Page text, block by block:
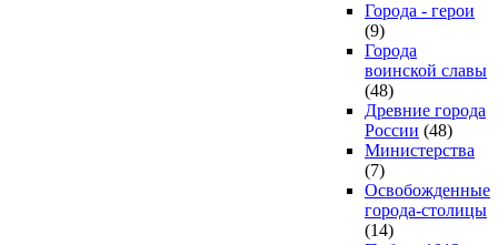
Города - герои
(9)
Города
воинской славы
(48)
Древние города
России (48)
Министерства
(7)
Освобожденные
города-столицы
(14)